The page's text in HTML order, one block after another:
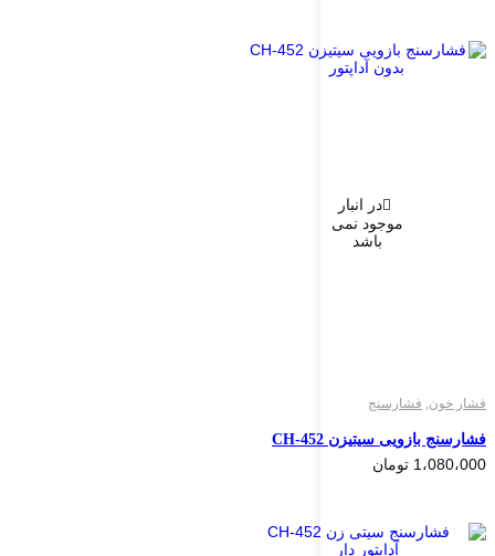
در انبار
موجود نمی
باشد
فشار خون, فشارسنج
فشارسنج بازویی سیتیزن CH-452
1،080،000 تومان